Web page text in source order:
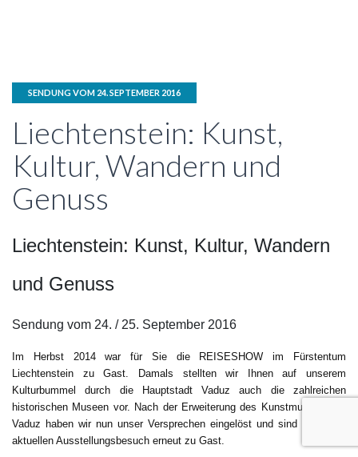
SENDUNG VOM 24. SEPTEMBER 2016
Liechtenstein: Kunst,
Kultur, Wandern und
Genuss
Liechtenstein: Kunst, Kultur, Wandern
und Genuss
Sendung vom 24. / 25. September 2016
Im Herbst 2014 war für Sie die REISESHOW im Fürstentum
Liechtenstein zu Gast. Damals stellten wir Ihnen auf unserem
Kulturbummel durch die Hauptstadt Vaduz auch die zahlreichen
historischen Museen vor. Nach der Erweiterung des Kunstmuseums in
Vaduz haben wir nun unser Versprechen eingelöst und sind zu einem
aktuellen Ausstellungsbesuch erneut zu Gast.